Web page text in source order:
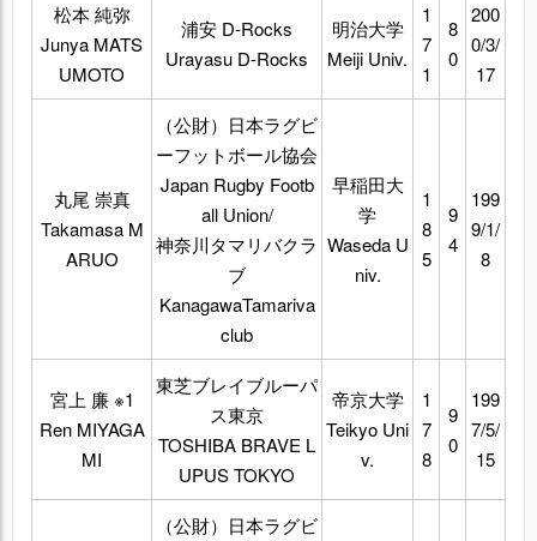
松本 純弥
Junya MATS
UMOTO
浦安 D-Rocks
Urayasu D-Rocks
明治大学
Meiji Univ.
1
7
1
8
0
200
0/3/
17
丸尾 崇真
Takamasa M
ARUO
（公財）日本ラグビ
ーフットボール協会
Japan Rugby Footb
all Union/
神奈川タマリバクラ
ブ
KanagawaTamariva
club
早稲田大
学
Waseda U
niv.
1
8
5
9
4
199
9/1/
8
宮上 廉 ※1
Ren MIYAGA
MI
東芝ブレイブルーパ
ス東京
TOSHIBA BRAVE L
UPUS TOKYO
帝京大学
Teikyo Uni
v.
1
7
8
9
0
199
7/5/
15
（公財）日本ラグビ